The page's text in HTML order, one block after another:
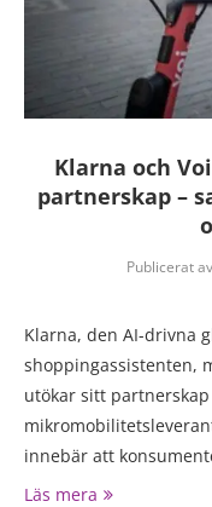
Klarna och
partnerskap –
Publicerat
Klarna, den AI-drivna
shoppingassistenten,
utökar sitt
innebär att
Läs mera